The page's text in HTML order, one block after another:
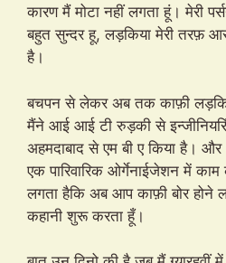
कारण मैं मोटा नहीं लगता हूं। मेरी
बहुत सुन्दर हू, लड़किया मेरी तरफ़
है।
बचपन से लेकर अब तक काफ़ी
मैंने आई आई टी रुड़की से
अहमदाबाद से एम बी ए किया है।
एक पारिवारिक ओर्गेनाईजेशन में काम
लगता हैकि अब आप काफ़ी बोर होने
कहानी शुरू करता हूँ।